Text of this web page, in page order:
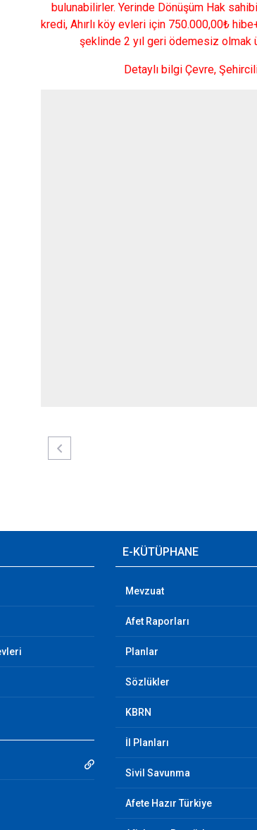
bulunabilirler. Yerinde Dönüşüm Hak sahibi
kredi, Ahırlı köy evleri için 750.000,00₺
şeklinde 2 yıl geri ödemesiz olmak
Detaylı bilgi Çevre,
E-KÜTÜPHANE
Mevzuat
Afet Raporları
Planlar
Sözlükler
KBRN
İl Planları
Sivil Savunma
Afete Hazır Türkiye